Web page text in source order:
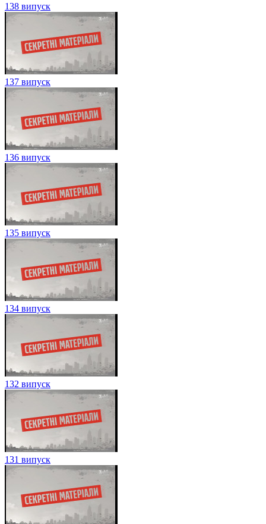
138 випуск
137 випуск
136 випуск
135 випуск
134 випуск
132 випуск
131 випуск